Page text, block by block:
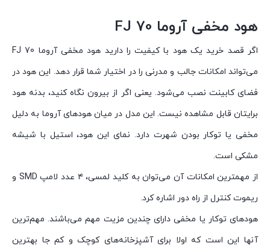
هود مخفی آروما FJ 70
اگر قصد خرید یک هود با کیفیت را دارید هود مخفی آروما FJ 70
می‌تواند امکانات جالب و مدرنی را در اختیار شما قرار دهد. این هود در
فضای کابینت نصب می‌شود. یعنی اگر از بیرون نگاه کنید، بدنه هود
برایتان قابل مشاهده نیست. این مدل در میان هودهای آروما به دلیل
مخفی یا توکار بودن شهرت دارد. نمای این هود، استیل با شیشه
مشکی است.
از مهمترین امکانات آن می‌توان به کلید لمسی، ۴ عدد لامپ SMD و
ریموت کنترل از راه دور اشاره کرد.
هودهای توکار یا مخفی دارای چندین مزیت مهم می‌باشند. مهم‌ترین
آنها این است که اولا برای آشپزخانه‌های کوچک و کم جا بهترین